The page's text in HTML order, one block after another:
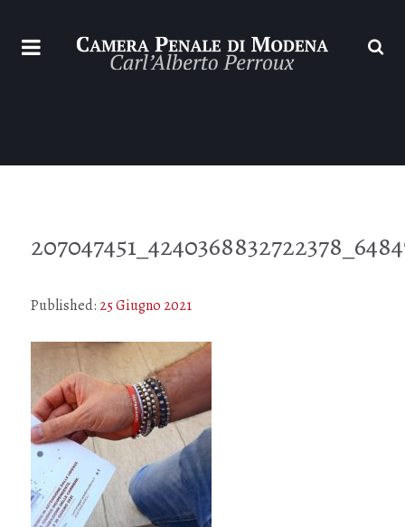
Published: 25 Giugno 2021